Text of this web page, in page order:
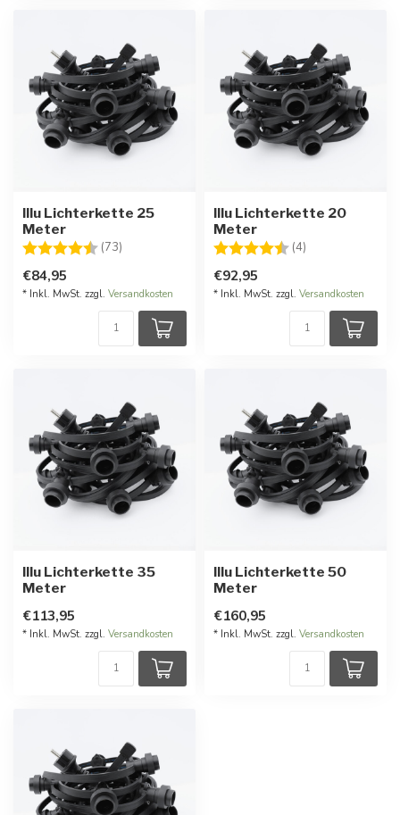
Illu Lichterkette 25
Meter
Bewertung:
(73) 4.8 von 5 Sternen
€84,95
* Inkl. MwSt. zzgl. Versandkosten
Illu Lichterkette 20
Meter
Bewertung:
(4)
€92,95
* Inkl. MwSt. zzgl. Versandkosten
Illu Lichterkette 35
Meter
€113,95
* Inkl. MwSt. zzgl. Versandkosten
Illu Lichterkette 50
Meter
€160,95
* Inkl. MwSt. zzgl. Versandkosten